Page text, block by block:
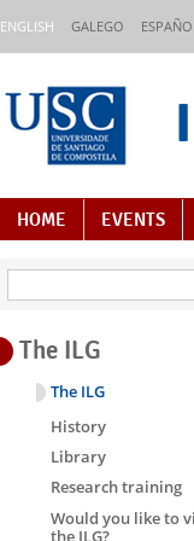
ENGLISH GALEGO
Content
HOME EVENTS
The ILG
The ILG
History
Library
Research training
Would you like to
the ILG?